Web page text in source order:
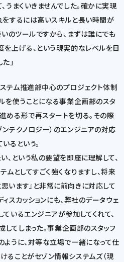
うまくいきませんでした。確かに実現
をするには高いスキルと長い時間が
のツールですから、まずは誰にでも
を上げる、という現実的なレベルを目
」
テム推進部中心のプロジェクト体制
を使うことになる事業企画部のスタ
める形で再スタートを切る。その際
テクノロジー）のエンジニアの対応
るという。
、という私の要望を即座に理解して、
ムとしてすごく強くなりますし、将来
います』と非常に前向きに対応して
スカッションにも、弊社のデータウェ
いるエンジニアが参加してくれて、
てしまった。事業企画部のスタッフ
ように、対等な立場で一緒になって仕
ることがセゾン情報システムズ（現